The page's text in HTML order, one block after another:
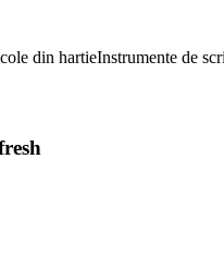
din hartieInstrumente de